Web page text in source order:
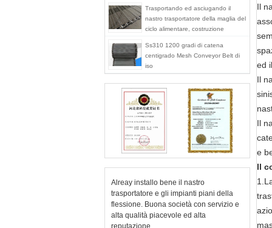
Trasportando ed asciugando il
nastro trasportatore della maglia del
ciclo alimentare, costruzione
Ss310 1200 gradi di catena
centigrado Mesh Conveyor Belt di
iso
Alreay installo bene il nastro
trasportatore e gli impianti piani della
flessione. Buona società con servizio e
alta qualità piacevole ed alta
reputazione
Il
ed
Il
Il
e
Il